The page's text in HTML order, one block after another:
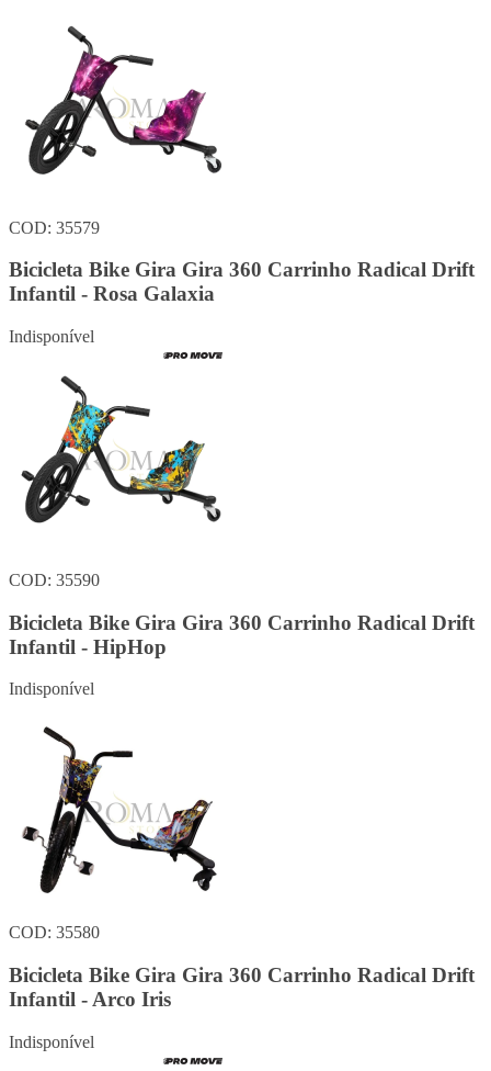
COD: 35579
Bicicleta Bike Gira Gira 360 Carrinho Radical Drift
Infantil - Rosa Galaxia
Indisponível
COD: 35590
Bicicleta Bike Gira Gira 360 Carrinho Radical Drift
Infantil - HipHop
Indisponível
COD: 35580
Bicicleta Bike Gira Gira 360 Carrinho Radical Drift
Infantil - Arco Iris
Indisponível